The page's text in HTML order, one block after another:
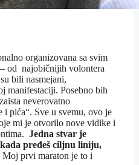
organizovana sa svim
od najobičnijih volontera
bili nasmejani,
manifestaciji. Posebno bih
neverovatno
i pića“. Sve u svemu, ovo je
mi je otvorilo nove vidike i
Jedna stvar je
pređeš ciljnu liniju,
Moj prvi maraton je to i